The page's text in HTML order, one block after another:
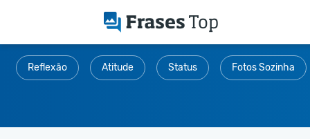
Reflexão Atitude Status Fotos Sozinha